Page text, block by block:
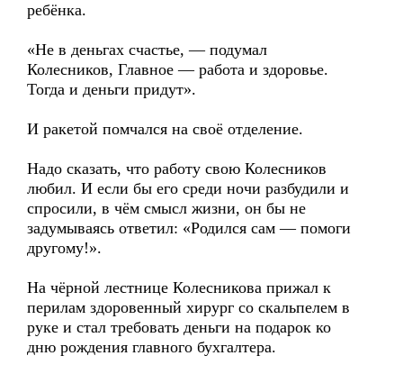
ребёнка.
«Не в деньгах счастье, — подумал
Колесников, Главное — работа и здоровье.
Тогда и деньги придут».
И ракетой помчался на своё отделение.
Надо сказать, что работу свою Колесников
любил. И если бы его среди ночи разбудили и
спросили, в чём смысл жизни, он бы не
задумываясь ответил: «Родился сам — помоги
другому!».
На чёрной лестнице Колесникова прижал к
перилам здоровенный хирург со скальпелем в
руке и стал требовать деньги на подарок ко
дню рождения главного бухгалтера.